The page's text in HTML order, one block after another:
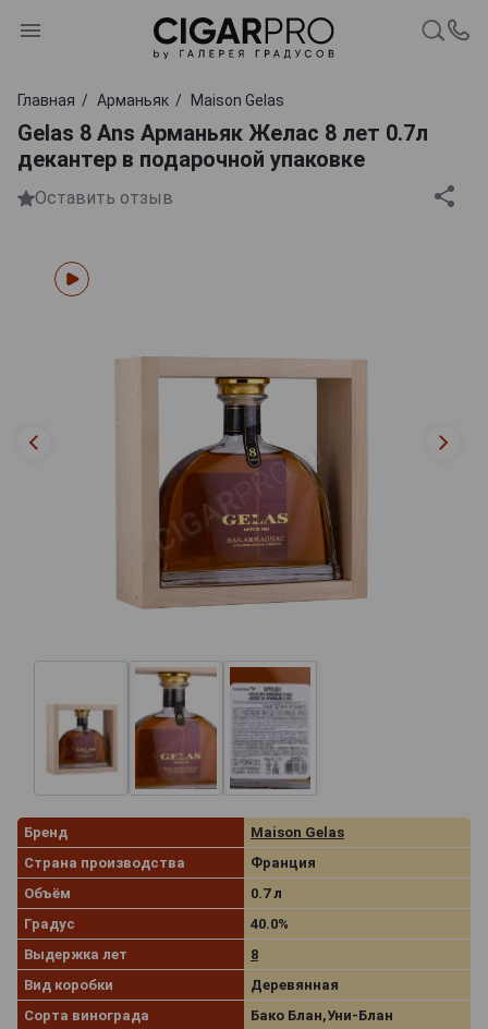
Главная Арманьяк Maison Gelas
Gelas 8 Ans Арманьяк Желас 8 лет 0.7л
декантер в подарочной упаковке
Оставить отзыв
Бренд
Maison Gelas
Страна производства
Франция
Объём
0.7 л
Градус
40.0%
Выдержка лет
8
Вид коробки
Деревянная
Сорта винограда
Бако Блан,Уни-Блан